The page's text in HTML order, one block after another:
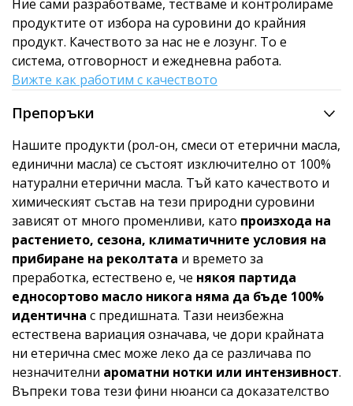
Ние сами разработваме, тестваме и контролираме
продуктите от избора на суровини до крайния
продукт. Качеството за нас не е лозунг. То е
система, отговорност и ежедневна работа.
Вижте как работим с качеството
Препоръки
Нашите продукти (рол-он, смеси от етерични масла,
единични масла) се състоят изключително от 100%
натурални етерични масла. Тъй като качеството и
химическият състав на тези природни суровини
зависят от много променливи, като произхода на
растението, сезона, климатичните условия на
прибиране на реколтата и времето за
преработка, естествено е, че някоя партида
едносортово масло никога няма да бъде 100%
идентична с предишната. Тази неизбежна
естествена вариация означава, че дори крайната
ни етерична смес може леко да се различава по
незначителни ароматни нотки или интензивност.
Въпреки това тези фини нюанси са доказателство